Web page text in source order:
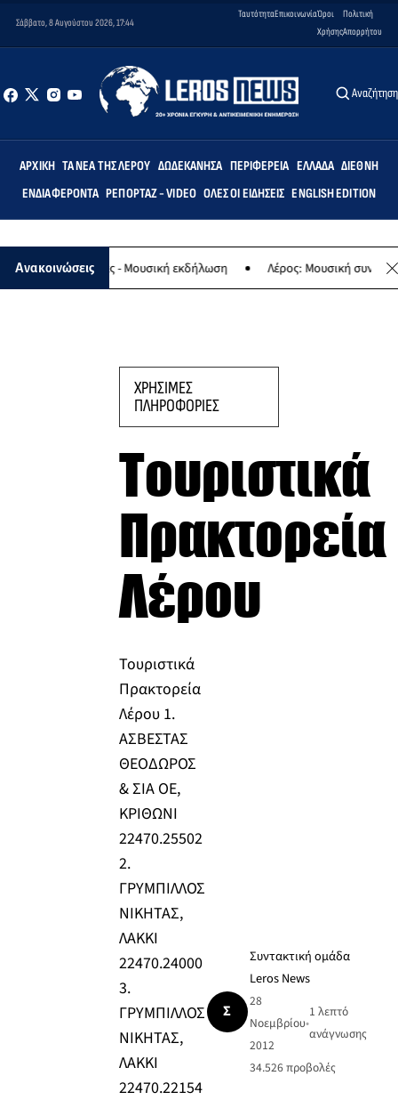
Σάββατο, 8 Αυγούστου 2026, 17:44
ΤαυτότηταΕπικοινωνίαΌροι
Χρήσης
Πολιτική
Απορρήτου
Αναζήτηση
ΑΡΧΙΚΉ ΤΑ ΝΈΑ ΤΗΣ ΛΈΡΟΥ ΔΩΔΕΚΆΝΗΣΑ ΠΕΡΙΦΈΡΕΙΑ ΕΛΛΆΔΑ ΔΙΕΘΝΉ
ΕΝΔΙΑΦΈΡΟΝΤΑ ΡΕΠΟΡΤΆΖ - VIDEO ΌΛΕΣ ΟΙ ΕΙΔΉΣΕΙΣ ENGLISH EDITION
Ανακοινώσεις
της Παναγίας - Μουσική εκδήλωση Λέρος: Μουσική
ΧΡΗΣΙΜΕΣ
ΠΛΗΡΟΦΟΡΙΕΣ
Τουριστικά
Πρακτορεία
Λέρου
Τουριστικά
Πρακτορεία
Λέρου 1.
ΑΣΒΕΣΤΑΣ
ΘΕΟΔΩΡΟΣ
& ΣΙΑ ΟΕ,
ΚΡΙΘΩΝΙ
22470.25502
2.
ΓΡΥΜΠΙΛΛΟΣ
ΝΙΚΗΤΑΣ,
ΛΑΚΚΙ
22470.24000
3.
ΓΡΥΜΠΙΛΛΟΣ
ΝΙΚΗΤΑΣ,
ΛΑΚΚΙ
22470.22154
Σ
Συντακτική ομάδα
Leros News
28
Νοεμβρίου
2012
•
1 λεπτό
ανάγνωσης
34.526προβολές